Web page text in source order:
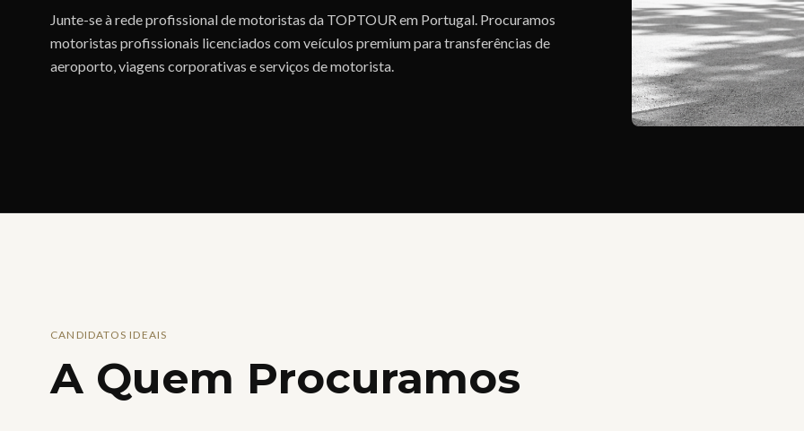
Junte-se à rede profissional de motoristas da TOPTOUR em Portugal. Procuramos
motoristas profissionais licenciados com veículos premium para transferências de
aeroporto, viagens corporativas e serviços de motorista.
CANDIDATOS IDEAIS
A Quem Procuramos